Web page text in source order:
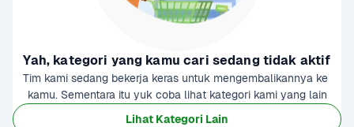
Yah, kategori yang kamu cari sedang tidak aktif
Tim kami sedang bekerja keras untuk mengembalikannya ke
kamu. Sementara itu yuk coba lihat kategori kami yang lain
Lihat Kategori Lain